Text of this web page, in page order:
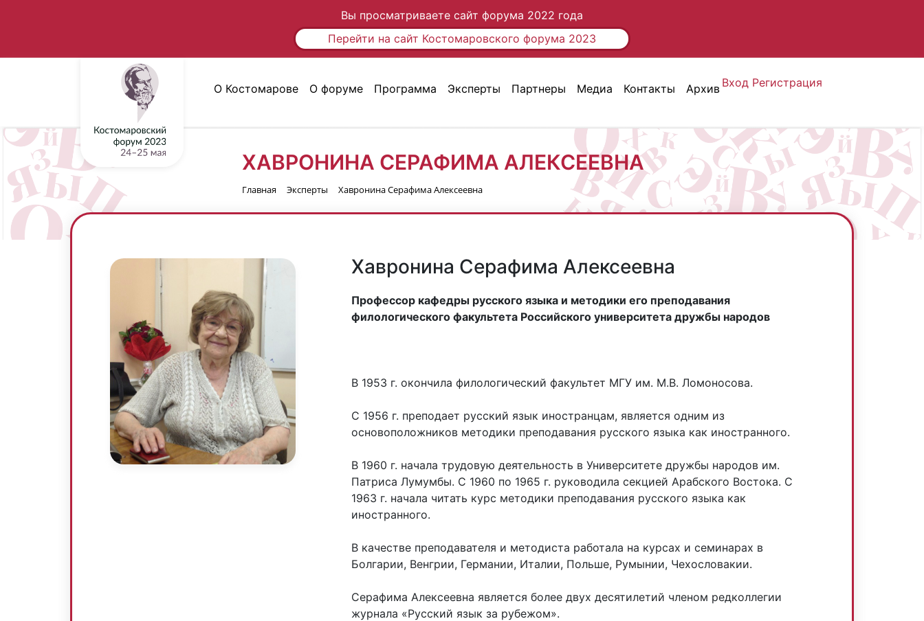
Вы просматриваете сайт форума 2022 года
Перейти на сайт Костомаровского форума 2023
О Костомарове О форуме Программа Эксперты Партнеры Медиа Контакты Архив Вход Регистрация
ХАВРОНИНА СЕРАФИМА АЛЕКСЕЕВНА
Главная Эксперты Хавронина Серафима Алексеевна
Хавронина Серафима Алексеевна
Профессор кафедры русского языка и методики его преподавания
филологического факультета Российского университета дружбы народов
В 1953 г. окончила филологический факультет МГУ им. М.В. Ломоносова.
C 1956 г. преподает русский язык иностранцам, является одним из
основоположников методики преподавания русского языка как иностранного.
В 1960 г. начала трудовую деятельность в Университете дружбы народов им.
Патриса Лумумбы. С 1960 по 1965 г. руководила секцией Арабского Востока. С
1963 г. начала читать курс методики преподавания русского языка как
иностранного.
В качестве преподавателя и методиста работала на курсах и семинарах в
Болгарии, Венгрии, Германии, Италии, Польше, Румынии, Чехословакии.
Серафима Алексеевна является более двух десятилетий членом редколлегии
журнала «Русский язык за рубежом».